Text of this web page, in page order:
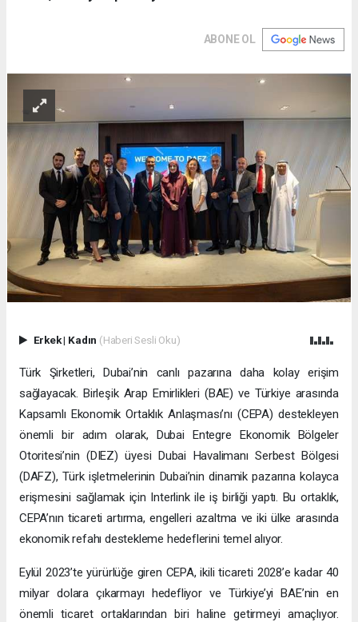
ABONE OL
Erkek| Kadın (Haberi Sesli Oku)
Türk Şirketleri, Dubai’nin canlı pazarına daha kolay erişim
sağlayacak. Birleşik Arap Emirlikleri (BAE) ve Türkiye arasında
Kapsamlı Ekonomik Ortaklık Anlaşması’nı (CEPA) destekleyen
önemli bir adım olarak, Dubai Entegre Ekonomik Bölgeler
Otoritesi’nin (DIEZ) üyesi Dubai Havalimanı Serbest Bölgesi
(DAFZ), Türk işletmelerinin Dubai’nin dinamik pazarına kolayca
erişmesini sağlamak için Interlink ile iş birliği yaptı. Bu ortaklık,
CEPA’nın ticareti artırma, engelleri azaltma ve iki ülke arasında
ekonomik refahı destekleme hedeflerini temel alıyor.
Eylül 2023’te yürürlüğe giren CEPA, ikili ticareti 2028’e kadar 40
milyar dolara çıkarmayı hedefliyor ve Türkiye’yi BAE’nin en
önemli ticaret ortaklarından biri haline getirmeyi amaçlıyor.